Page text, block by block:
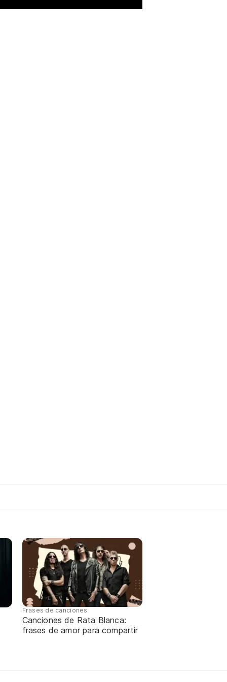
Frases de canciones
Canciones de Rata Blanca:
frases de amor para compartir